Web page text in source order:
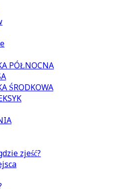
PÓŁNOCNA
ŚRODKOWA
zjeść?